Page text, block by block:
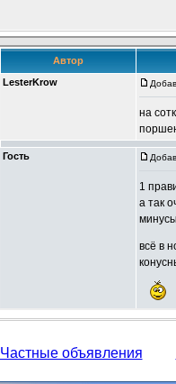
Частные объявления